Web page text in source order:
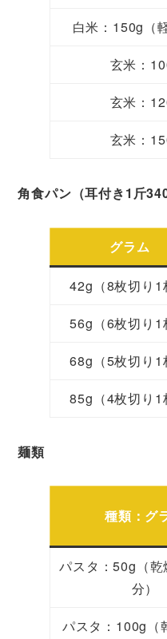
白米：150g（
玄米：
玄米：
玄米：
角食パン（耳付き1斤
グラム
42g（8枚切り1
56g（6枚切り1
68g（5枚切り1
85g（4枚切り1
麺類
種類：グ
パスタ：50g（
分）
パスタ：100g（